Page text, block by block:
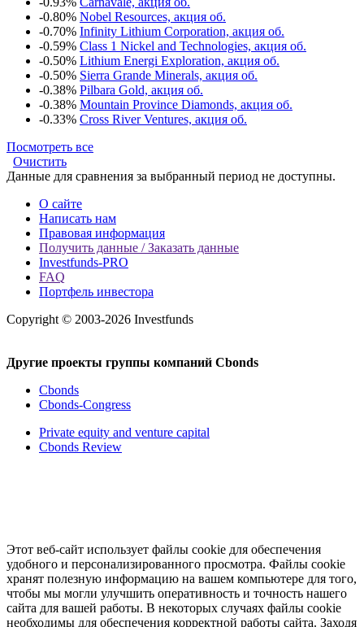
-0.80% Nobel Resources, акция об.
-0.70% Infinity Lithium Corporation, акция об.
-0.59% Class 1 Nickel and Technologies, акция об.
-0.50% Lithium Energi Exploration, акция об.
-0.50% Sierra Grande Minerals, акция об.
-0.38% Pilbara Gold, акция об.
-0.38% Mountain Province Diamonds, акция об.
-0.33% Cross River Ventures, акция об.
Посмотреть все
Очистить
Данные для сравнения за выбранный период не доступны.
О сайте
Написать нам
Правовая информация
Получить данные / Заказать данные
Investfunds-PRO
FAQ
Портфель инвестора
Copyright © 2003-2026 Investfunds
Другие проекты группы компаний Cbonds
Cbonds
Cbonds-Congress
Private equity and venture capital
Cbonds Review
Этот веб-сайт использует файлы cookie для обеспечения
удобного и персонализированного просмотра. Файлы cookie
хранят полезную информацию на вашем компьютере для того,
чтобы мы могли улучшить оперативность и точность нашего
сайта для вашей работы. В некоторых случаях файлы cookie
необходимы для обеспечения корректной работы сайта. Заходя